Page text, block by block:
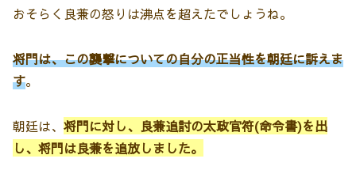
おそらく良兼の怒りは沸点を超えたでしょうね。
将門は、この襲撃についての自分の正当性を朝廷に訴えま
す。
朝廷は、 将門に対し、良兼追討の太政官符(命令書)を出
し、将門は良兼を追放しました。